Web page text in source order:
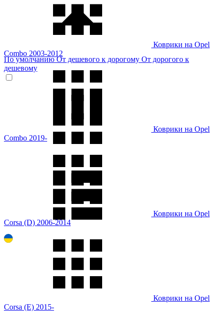
Коврики на Opel
Combo 2003-2012
Коврики на Opel
Combo 2019-
Коврики на Opel
Corsa (D) 2006-2014
Коврики на Opel
Corsa (E) 2015-
По умолчаниюОт дешевого к дорогому От дорогого к
дешевому